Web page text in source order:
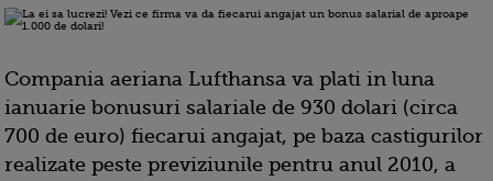
Compania aeriana Lufthansa va plati in luna
ianuarie bonusuri salariale de 930 dolari (circa
700 de euro) fiecarui angajat, pe baza castigurilor
realizate peste previziunile pentru anul 2010, a